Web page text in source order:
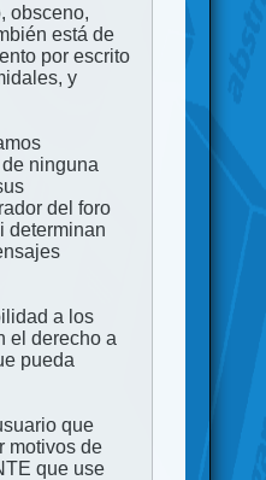
obsceno,
está de
por escrito
y
ninguna
del foro
determinan
a los
el derecho a
pueda
que
motivos de
que use